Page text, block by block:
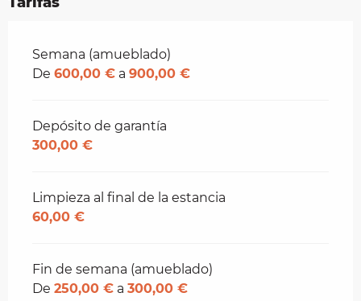
Tarifas 2026
Semana (amueblado)
De 600,00 € a 900,00 €
Depósito de garantía
300,00 €
Limpieza al final de la estancia
60,00 €
Fin de semana (amueblado)
De 250,00 € a 300,00 €